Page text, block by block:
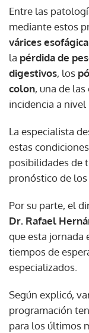
Entre las
mediante estos
várices
la pérdida de
digestivos, los
colon, una de
incidencia a nivel
La especialista
estas
posibilidades de
pronóstico de los
Por su parte, el
Dr. Rafael
que esta jornada
tiempos de
especializados.
Según explicó,
programación
para los últimos